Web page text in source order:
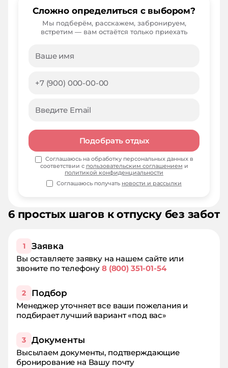
6 простых шагов к отпуску без забот
1 Заявка
Вы оставляете заявку на нашем сайте или
звоните по телефону8 (800) 351-01-54
2 Подбор
Менеджер уточняет все ваши пожелания и
подбирает лучший вариант «под вас»
3 Документы
Высылаем документы, подтверждающие
бронирование на Вашу почту
Сложно определиться с выбором?
Мы подберём, расскажем, забронируем,
встретим — вам остаётся только приехать
Подобрать отдых
Соглашаюсь на обработку персональных данных в
соответствии с пользовательским соглашением и
политикой конфиденциальности
Соглашаюсь получать новости и рассылки